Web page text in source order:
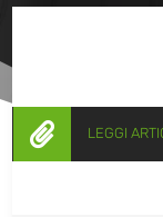
 LEGGI